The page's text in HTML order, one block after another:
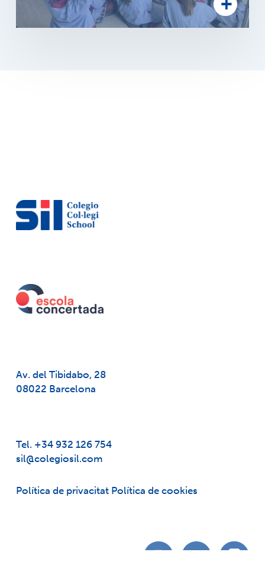
Av. del Tibidabo, 28
08022 Barcelona
Tel. +34 932 126 754
sil@colegiosil.com
Política de privacitat Política de cookies